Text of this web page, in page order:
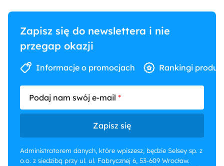
Zapisz się do newslettera i nie
przegap okazji
Informacje o promocjach Rankingi
Podaj nam swój e-mail
Zapisz się
Administratorem danych, które wpiszesz, będzie Selsey sp. z
o.o. z siedzibą przy ul. ul. Fabrycznej 6, 53-609 Wrocław.